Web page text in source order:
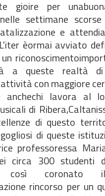
gioire per
settimane
e
èormai avviato
a queste realtà di
con maggiore
anchechi lavora al
di
di questo
di queste
professoressa
circa 300 studenti
così coronato il
rincorso per un